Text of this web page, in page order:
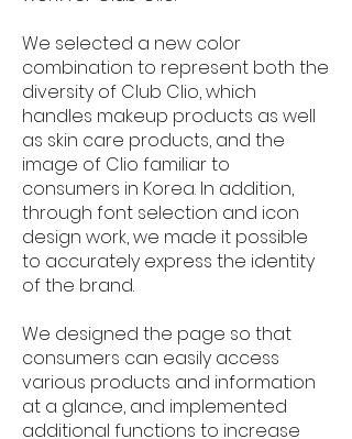
We selected a new color
combination to represent both the
diversity of Club Clio, which
handles makeup products as well
as skin care products, and the
image of Clio familiar to
consumers in Korea. In addition,
through font selection and icon
design work, we made it possible
to accurately express the identity
of the brand.
We designed the page so that
consumers can easily access
various products and information
at a glance, and implemented
additional functions to increase